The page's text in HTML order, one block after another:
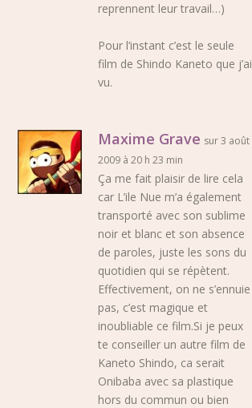
reprennent leur travail…)
Pour l’instant c’est le seule
film de Shindo Kaneto que j’ai
vu.
Maxime Grave sur 3 août
2009 à 20 h 23 min
Ça me fait plaisir de lire cela
car L’ile Nue m’a également
transporté avec son sublime
noir et blanc et son absence
de paroles, juste les sons du
quotidien qui se répètent.
Effectivement, on ne s’ennuie
pas, c’est magique et
inoubliable ce film.Si je peux
te conseiller un autre film de
Kaneto Shindo, ca serait
Onibaba avec sa plastique
hors du commun ou bien